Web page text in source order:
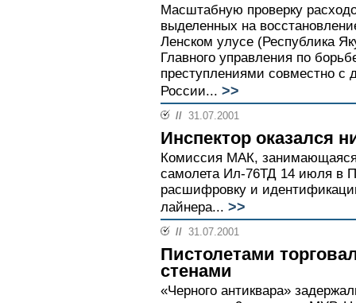
Масштабную проверку
выделенных на
Ленском улусе (Республика
Главного управления по
преступлениями совместно
России... >>
// 31.07.2001
Инспектор оказался
Комиссия МАК,
самолета Ил-76ТД 14 июля в
расшифровку и
лайнера... >>
// 31.07.2001
Пистолетами
стенами
«Черного антиквара»